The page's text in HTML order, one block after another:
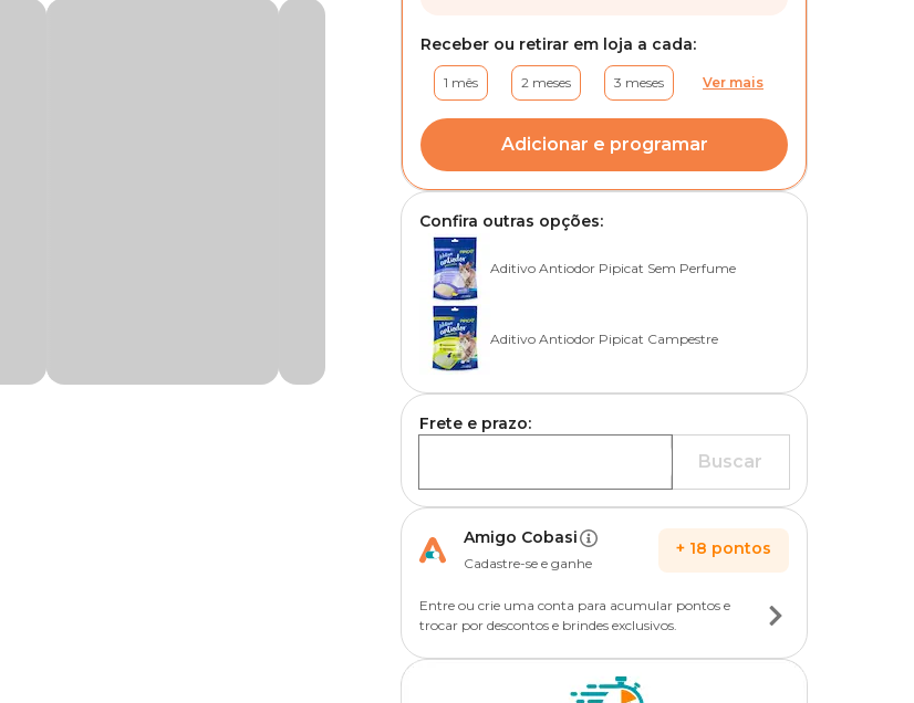
Receber ou retirar em loja a cada:
1 mês 2 meses 3 meses Ver mais
Adicionar e programar
Confira outras opções:
Aditivo Antiodor Pipicat Sem Perfume
Aditivo Antiodor Pipicat Campestre
Frete e prazo:
Buscar
Amigo Cobasi
Cadastre-se e ganhe
+ 18 pontos
Entre ou crie uma conta para acumular pontos e
trocar por descontos e brindes exclusivos.